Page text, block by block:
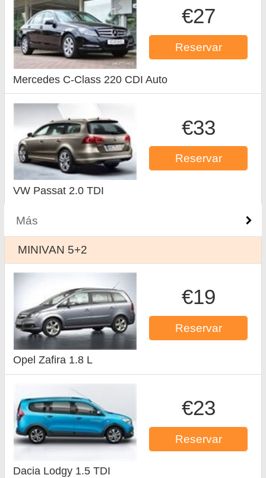
€27
Reservar
Mercedes C-Class 220 CDI Auto
€33
Reservar
VW Passat 2.0 TDI
Más
MINIVAN 5+2
€19
Reservar
Opel Zafira 1.8 L
€23
Reservar
Dacia Lodgy 1.5 TDI